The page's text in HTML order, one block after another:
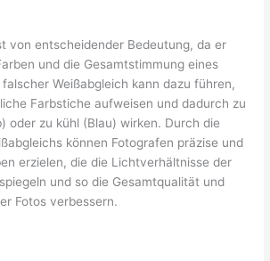
von entscheidender Bedeutung, da er
und die Gesamtstimmung eines
Weißabgleich kann dazu führen,
Farbstiche aufweisen und dadurch zu
oder zu kühl (Blau) wirken. Durch die
können Fotografen präzise und
erzielen, die die Lichtverhältnisse der
und so die Gesamtqualität und
Fotos verbessern.